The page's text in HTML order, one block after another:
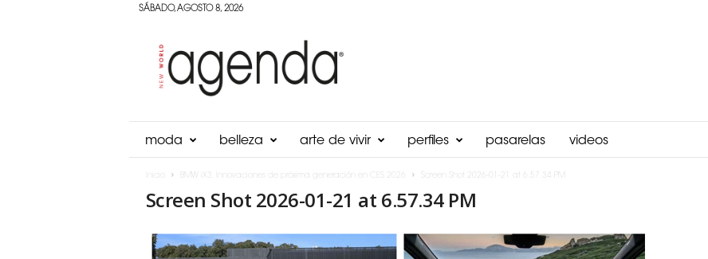
SÁBADO, AGOSTO 8, 2026
Panama
moda belleza arte de vivir perfiles pasarelas videos
BMW iX3, Innovaciones de próxima generación en CES 2026 Screen Shot 2026-01-21 at 6.57.34 PM
Screen Shot 2026-01-21 at 6.57.34 PM